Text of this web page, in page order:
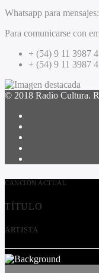
Whatsapp para mensajes:
Para comunicarse con
+ (54) 9 11 3987
+ (54) 9 11 3987
© 2018 Radio Cultura.
CANCIÓN ACTUAL
TÍTULO
ARTISTA